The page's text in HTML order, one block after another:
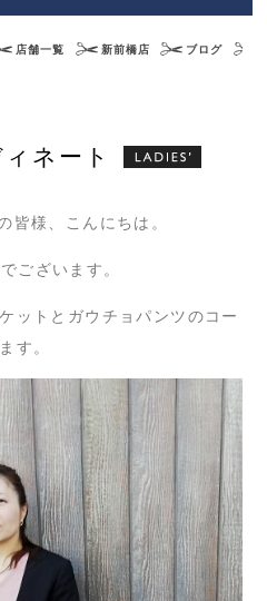
店舗一覧 新前橋店 ブログ
ネート
様、こんにちは。
ざいます。
ットとガウチョパンツのコー
す。